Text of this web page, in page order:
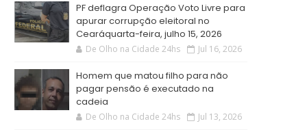
PF deflagra Operação Voto Livre para
apurar corrupção eleitoral no
Cearáquarta-feira, julho 15, 2026
De Olho na Cidade 24hs Jul 16, 2026
Homem que matou filho para não
pagar pensão é executado na
cadeia
De Olho na Cidade 24hs Jul 13, 2026